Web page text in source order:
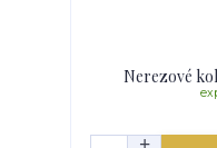
Nerezové